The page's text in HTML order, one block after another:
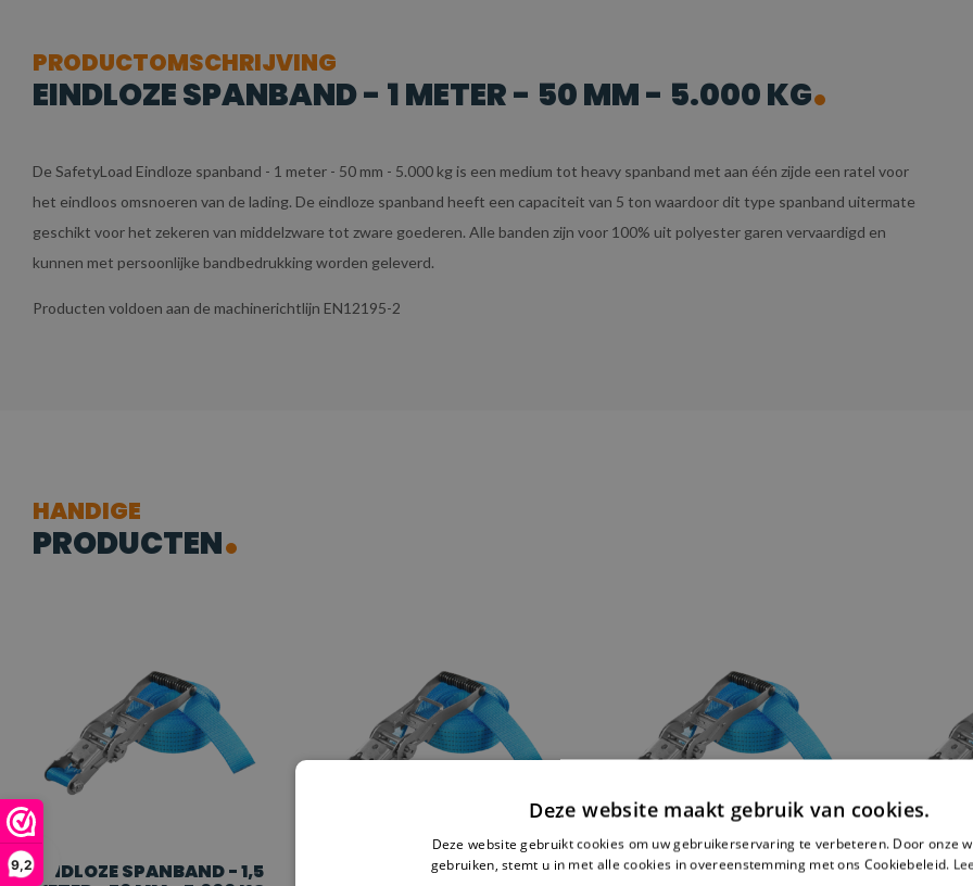
9,2
PRODUCTOMSCHRIJVING
EINDLOZE SPANBAND - 1 METER - 50 MM - 5.000 KG
De SafetyLoad Eindloze spanband - 1 meter - 50 mm - 5.000 kg is een medium tot heavy spanband met aan één zijde een ratel voor
het eindloos omsnoeren van de lading. De eindloze spanband heeft een capaciteit van 5 ton waardoor dit type spanband uitermate
geschikt voor het zekeren van middelzware tot zware goederen. Alle banden zijn voor 100% uit polyester garen vervaardigd en
kunnen met persoonlijke bandbedrukking worden geleverd.
Producten voldoen aan de machinerichtlijn EN12195-2
HANDIGE
PRODUCTEN
EINDLOZE SPANBAND - 1,5 EINDLOZE SPANBAND - 2 EINDLOZE SPANBAND -
Deze website maakt gebruik van cookies.
Deze website gebruikt cookies om uw gebruikerservaring te verbeteren. Door onze
gebruiken, stemt u in met alle cookies in overeenstemming met ons Cookiebeleid.